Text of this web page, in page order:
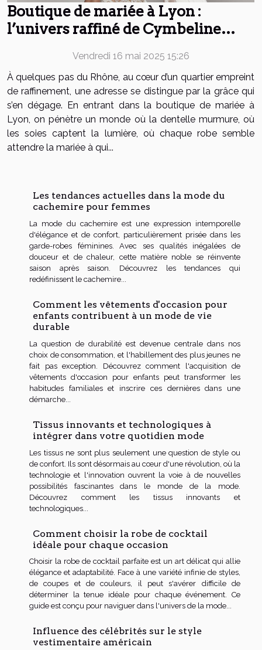
Boutique de mariée à Lyon :
l’univers raffiné de Cymbeline
Vendredi 16 mai 2025 15:26
À quelques pas du Rhône, au cœur d’un quartier empreint
de raffinement, une adresse se distingue par la grâce qui
s’en dégage. En entrant dans la boutique de mariée à
Lyon, on pénètre un monde où la dentelle murmure, où
les soies captent la lumière, où chaque robe semble
attendre la mariée à qui...
Les tendances actuelles dans la mode du
cachemire pour femmes
La mode du cachemire est une expression intemporelle
d'élégance et de confort, particulièrement prisée dans les
garde-robes féminines. Avec ses qualités inégalées de
douceur et de chaleur, cette matière noble se réinvente
saison après saison. Découvrez les tendances qui
redéfinissent le cachemire...
Comment les vêtements d'occasion pour
enfants contribuent à un mode de vie
durable
La question de durabilité est devenue centrale dans nos
choix de consommation, et l'habillement des plus jeunes ne
fait pas exception. Découvrez comment l'acquisition de
vêtements d'occasion pour enfants peut transformer les
habitudes familiales et inscrire ces dernières dans une
démarche...
Tissus innovants et technologiques à
intégrer dans votre quotidien mode
Les tissus ne sont plus seulement une question de style ou
de confort. Ils sont désormais au cœur d'une révolution, où la
technologie et l'innovation ouvrent la voie à de nouvelles
possibilités fascinantes dans le monde de la mode.
Découvrez comment les tissus innovants et
technologiques...
Comment choisir la robe de cocktail
idéale pour chaque occasion
Choisir la robe de cocktail parfaite est un art délicat qui allie
élégance et adaptabilité. Face à une variété infinie de styles,
de coupes et de couleurs, il peut s'avérer difficile de
déterminer la tenue idéale pour chaque événement. Ce
guide est conçu pour naviguer dans l'univers de la mode...
Influence des célébrités sur le style
vestimentaire américain